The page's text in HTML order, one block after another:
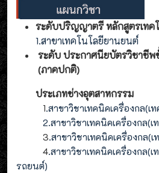
ระดับปริญญาตรี หลักสูตรเท
1.สาขาเทคโนโลยียานยนต์
ระดับ ประกาศนียบัตรวิชาชีพ
(ภาคปกติ)
ประเภทช่างอุตสาหกรรม
1.สาขาวิชาเทคนิคเครื่องกล(เ
2.สาขาวิชาเทคนิคเครื่องกล(เ
3.สาขาวิชาเทคนิคเครื่องกล(เ
4.สาขาวิชาเทคนิคเครื่องกล(เ
รถยนต์)